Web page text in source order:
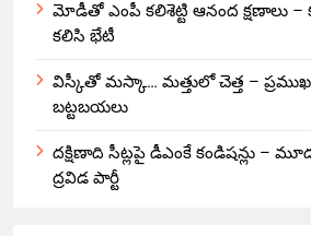
మోడీతో ఎంపీ కలిశెట్టి ఆనంద క్షణాలు –
కలిసి భేటీ
విస్కీతో మస్కా… మత్తులో చెత్త – ప్రముఖ
బట్టబయలు
దక్షిణాది సీట్లపై డీఎంకే కండిషన్లు –
ద్రవిడ పార్టీ